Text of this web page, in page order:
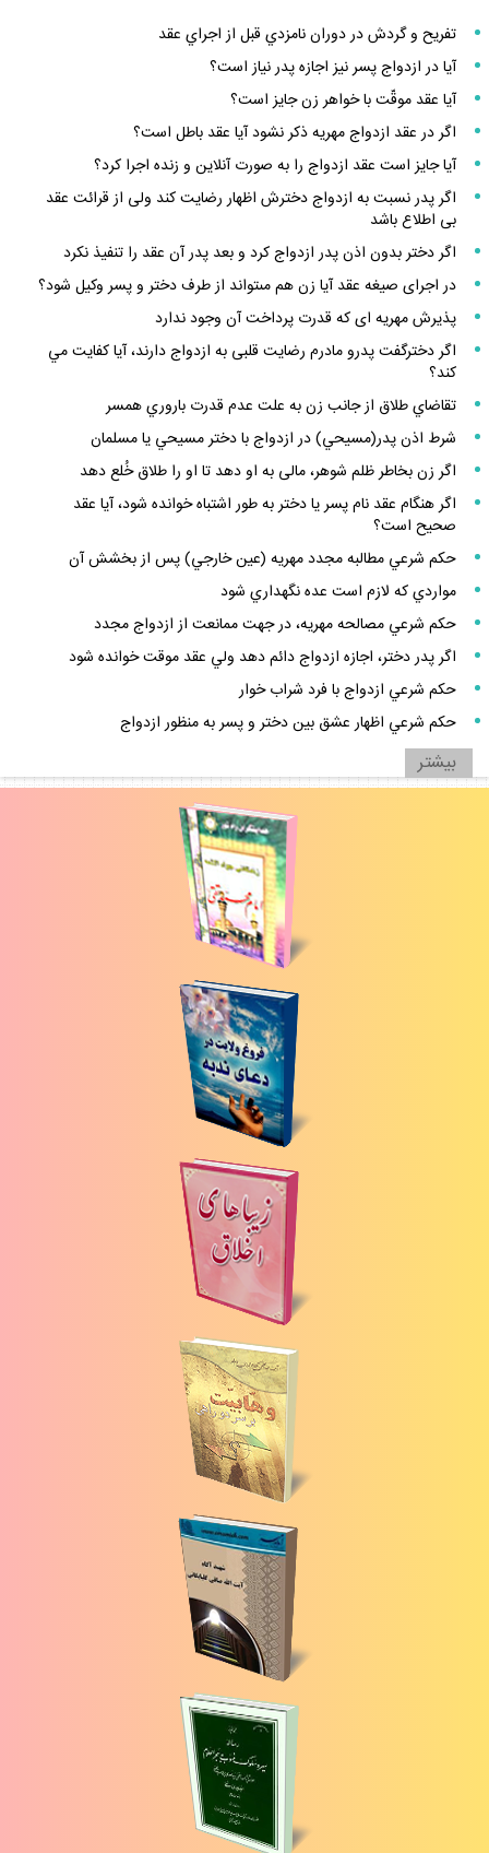
تفريح و گردش در دوران نامزدي قبل از اجراي عقد
آيا در ازدواج پسر نيز اجازه پدر نياز است؟
آيا عقد موقّت با خواهر زن جايز است؟
اگر در عقد ازدواج مهريه ذكر نشود آيا عقد باطل است؟
آيا جايز است عقد ازدواج را به صورت آنلاين و زنده اجرا كرد؟
اگر پدر نسبت به ازدواج دخترش اظهار رضايت كند ولى از قرائت عقد
بى‏ اطلاع باشد
اگر دختر بدون اذن پدر ازدواج كرد و بعد پدر آن عقد را تنفيذ نكرد
در اجراى صيغه عقد آيا زن هم مى‏تواند از طرف دختر و پسر وكيل شود؟
پذيرش مهريه ‏اى كه قدرت پرداخت آن وجود ندارد
اگر دخترگفت پدرو مادرم رضايت قلبى به ازدواج دارند، آيا كفايت مي
كند؟
تقاضاي طلاق از جانب زن به علت عدم قدرت باروري همسر
شرط اذن پدر(مسيحي) در ازدواج با دختر مسيحي يا مسلمان
اگر زن بخاطر ظلم شوهر، مالى به او دهد تا او را طلاق خُلع دهد
اگر هنگام عقد نام پسر يا دختر به طور اشتباه خوانده شود، آيا عقد
صحيح است؟
حكم شرعي مطالبه مجدد مهريه (عين خارجي) پس از بخشش آن
مواردي كه لازم است عده نگهداري شود
حكم شرعي مصالحه مهريه، در جهت ممانعت از ازدواج مجدد
اگر پدر دختر، اجازه ازدواج دائم دهد ولي عقد موقت خوانده شود
حكم شرعي ازدواج با فرد شراب خوار
حكم شرعي اظهار عشق بين دختر و پسر به منظور ازدواج
بيشتر